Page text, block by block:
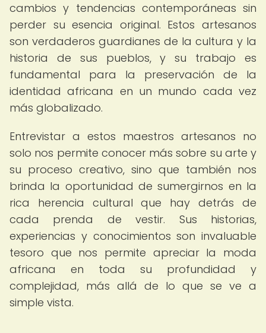
cambios y tendencias contemporáneas sin
perder su esencia original. Estos artesanos
son verdaderos guardianes de la cultura y la
historia de sus pueblos, y su trabajo es
fundamental para la preservación de la
identidad africana en un mundo cada vez
más globalizado.
Entrevistar a estos maestros artesanos no
solo nos permite conocer más sobre su arte y
su proceso creativo, sino que también nos
brinda la oportunidad de sumergirnos en la
rica herencia cultural que hay detrás de
cada prenda de vestir. Sus historias,
experiencias y conocimientos son invaluable
tesoro que nos permite apreciar la moda
africana en toda su profundidad y
complejidad, más allá de lo que se ve a
simple vista.